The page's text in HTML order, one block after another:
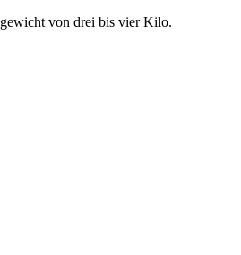
von drei bis vier Kilo.